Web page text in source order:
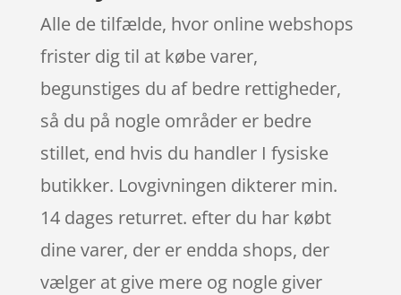
Alle de tilfælde, hvor online webshops
frister dig til at købe varer,
begunstiges du af bedre rettigheder,
så du på nogle områder er bedre
stillet, end hvis du handler I fysiske
butikker. Lovgivningen dikterer min.
14 dages returret. efter du har købt
dine varer, der er endda shops, der
vælger at give mere og nogle giver